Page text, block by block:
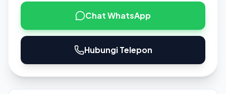
Chat WhatsApp
Hubungi Telepon